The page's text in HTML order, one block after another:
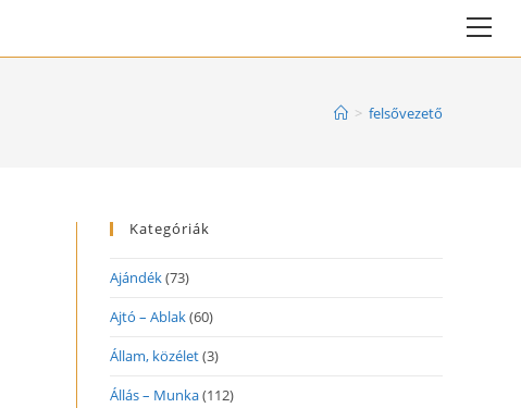
> felsővezető
Kategóriák
Ajándék(73)
Ajtó – Ablak(60)
Állam, közélet(3)
Állás – Munka(112)